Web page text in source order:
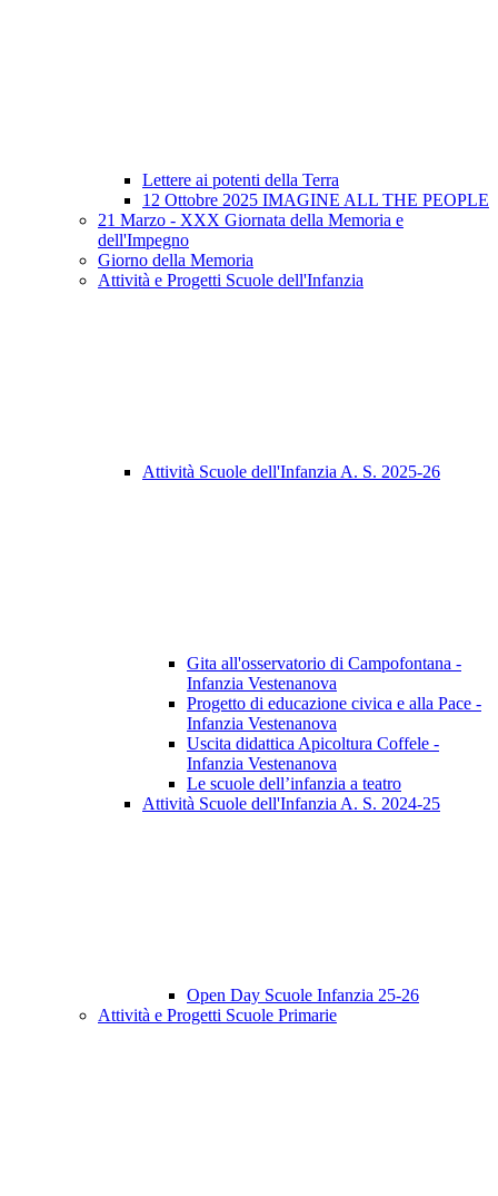
Lettere ai potenti della Terra
12 Ottobre 2025 IMAGINE ALL THE PEOPLE
21 Marzo - XXX Giornata della Memoria e
dell'Impegno
Giorno della Memoria
Attività e Progetti Scuole dell'Infanzia
Attività Scuole dell'Infanzia A. S. 2025-26
Gita all'osservatorio di Campofontana -
Infanzia Vestenanova
Progetto di educazione civica e alla Pace -
Infanzia Vestenanova
Uscita didattica Apicoltura Coffele -
Infanzia Vestenanova
Le scuole dell’infanzia a teatro
Attività Scuole dell'Infanzia A. S. 2024-25
Open Day Scuole Infanzia 25-26
Attività e Progetti Scuole Primarie